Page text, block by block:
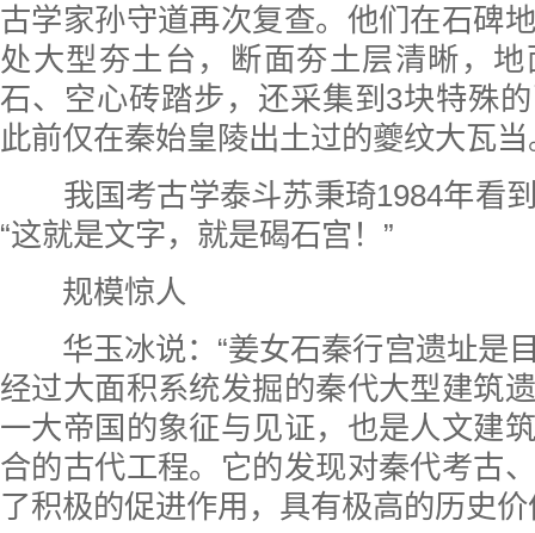
古学家孙守道再次复查。他们在石碑
处大型夯土台，断面夯土层清晰，
石、空心砖踏步，还采集到3块特殊
此前仅在秦始皇陵出土过的夔纹大瓦当
我国考古学泰斗苏秉琦1984年看
“这就是文字，就是碣石宫！”
规模惊人
华玉冰说：“姜女石秦行宫遗址是
经过大面积系统发掘的秦代大型建筑
一大帝国的象征与见证，也是人文建
合的古代工程。它的发现对秦代考古
了积极的促进作用，具有极高的历史